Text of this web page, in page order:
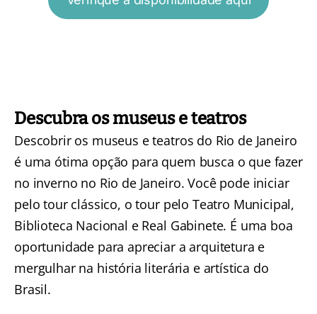
Descubra os museus e teatros
Descobrir os museus e teatros do Rio de Janeiro
é uma ótima opção para quem busca o que fazer
no inverno no Rio de Janeiro. Você pode iniciar
pelo tour clássico, o tour pelo Teatro Municipal,
Biblioteca Nacional e Real Gabinete. É uma boa
oportunidade para apreciar a arquitetura e
mergulhar na história literária e artística do
Brasil.